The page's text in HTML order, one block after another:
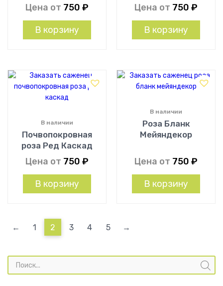
Цена от 750 ₽
В корзину
Цена от 750 ₽
В корзину
Почвопокровная
роза Ред Каскад
В наличии
Цена от 750 ₽
В корзину
Роза Бланк
Мейяндекор
В наличии
Цена от 750 ₽
В корзину
← 1 2 3 4 5 →
Поиск
товаров